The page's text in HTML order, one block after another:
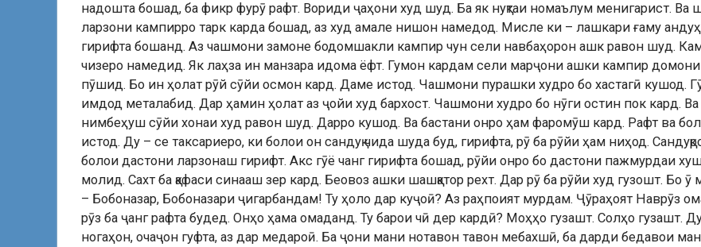
надошта бошад, ба фикр фурӯ рафт. Вориди ҷаҳони худ шуд. Ба як нуқтаи номаълум менигарист. Ва
ларзони кампирро тарк карда бошад, аз худ амале нишон намедод. Мисле ки – лашкари ғаму
гирифта бошанд. Аз чашмони замоне бодомшакли кампир чун сели навбаҳорон ашк равон шуд.
чизеро намедид. Як лаҳза ин манзара идома ёфт. Гумон кардам сели марҷони ашки кампир
пӯшид. Бо ин ҳолат рӯй сӯйи осмон кард. Даме истод. Чашмони пурашки худро бо хастагӣ кушод.
имдод металабид. Дар ҳамин ҳолат аз ҷойи худ бархост. Чашмони худро бо нӯги остин пок кард.
нимбеҳуш сӯйи хонаи худ равон шуд. Дарро кушод. Ва бастани онро ҳам фаромӯш кард. Рафт ва
истод. Ду – се таксариеро, ки болои он сандуқ чида шуда буд, гирифта, рӯ ба рӯйи ҳам ниҳод.
болои дастони ларзонаш гирифт. Акс гӯё чанг гирифта бошад, рӯйи онро бо дастони пажмурдаи
молид. Сахт ба қафаси синааш зер кард. Беовоз ашки шашқатор рехт. Дар рӯ ба рӯйи худ гузошт. Бо ӯ
– Бобоназар, Бобоназари ҷигарбандам! Ту ҳоло дар куҷоӣ? Аз раҳпоият мурдам. Ҷӯраҳоят Наврӯз
рӯз ба ҷанг рафта будед. Онҳо ҳама омаданд. Ту барои чӣ дер кардӣ? Моҳҳо гузашт. Солҳо гузашт.
ногаҳон, очаҷон гуфта, аз дар медароӣ. Ба ҷони мани нотавон тавон мебахшӣ, ба дарди бедавои